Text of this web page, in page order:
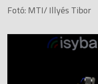
Fotó: MTI/ Illyés Tibor